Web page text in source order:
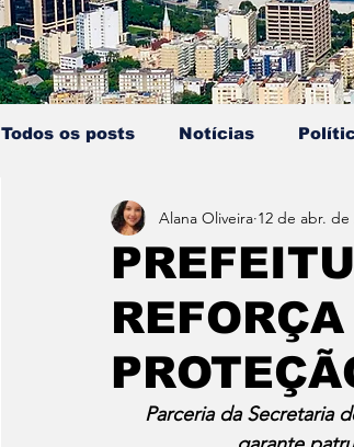
Todos os posts Notícias
Estado do Rio Notícias em 1
Dois cafés e a conta Angra
Alana Oliveira 12 de abr. de
Parceria da Secretaria